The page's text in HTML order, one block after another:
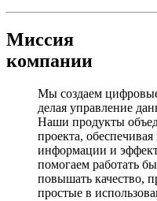
Миссия
компании
Мы создаем
делая управление
Наши продукты
проекта, обеспечивая
информации и
помогаем работать
повышать качество,
простые в